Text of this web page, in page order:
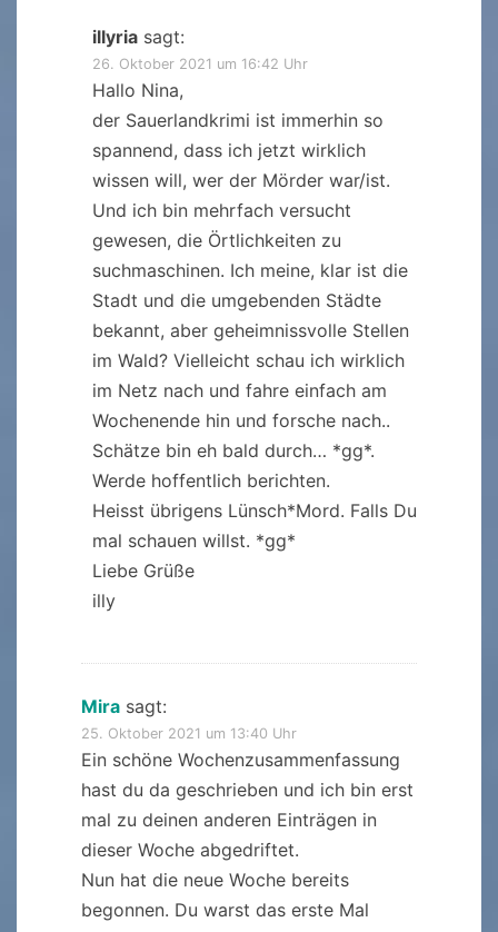
illyria sagt:
26. Oktober 2021 um 16:42 Uhr
Hallo Nina,
der Sauerlandkrimi ist immerhin so
spannend, dass ich jetzt wirklich
wissen will, wer der Mörder war/ist.
Und ich bin mehrfach versucht
gewesen, die Örtlichkeiten zu
suchmaschinen. Ich meine, klar ist die
Stadt und die umgebenden Städte
bekannt, aber geheimnissvolle Stellen
im Wald? Vielleicht schau ich wirklich
im Netz nach und fahre einfach am
Wochenende hin und forsche nach..
Schätze bin eh bald durch… *gg*.
Werde hoffentlich berichten.
Heisst übrigens Lünsch*Mord. Falls Du
mal schauen willst. *gg*
Liebe Grüße
illy
Mira sagt:
25. Oktober 2021 um 13:40 Uhr
Ein schöne Wochenzusammenfassung
hast du da geschrieben und ich bin erst
mal zu deinen anderen Einträgen in
dieser Woche abgedriftet.
Nun hat die neue Woche bereits
begonnen. Du warst das erste Mal